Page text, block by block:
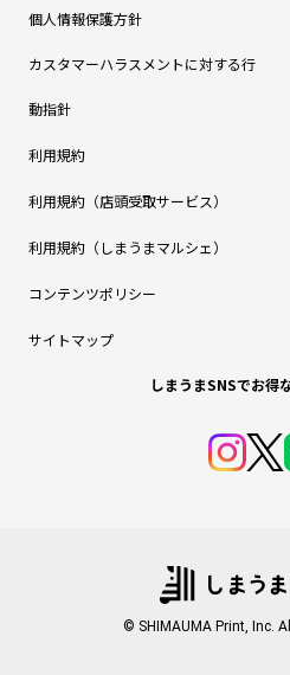
個人情報保護方針
カスタマーハラスメントに対する行
動指針
利用規約
利用規約（店頭受取サービス）
利用規約（しまうまマルシェ）
コンテンツポリシー
サイトマップ
しまうまSNSでお得
© SHIMAUMA Print, Inc.